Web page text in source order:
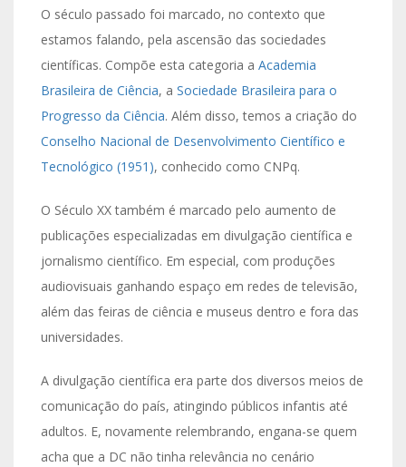
O século passado foi marcado, no contexto que
estamos falando, pela ascensão das sociedades
científicas. Compõe esta categoria a Academia
Brasileira de Ciência, a Sociedade Brasileira para o
Progresso da Ciência. Além disso, temos a criação do
Conselho Nacional de Desenvolvimento Científico e
Tecnológico (1951), conhecido como CNPq.
O Século XX também é marcado pelo aumento de
publicações especializadas em divulgação científica e
jornalismo científico. Em especial, com produções
audiovisuais ganhando espaço em redes de televisão,
além das feiras de ciência e museus dentro e fora das
universidades.
A divulgação científica era parte dos diversos meios de
comunicação do país, atingindo públicos infantis até
adultos. E, novamente relembrando, engana-se quem
acha que a DC não tinha relevância no cenário